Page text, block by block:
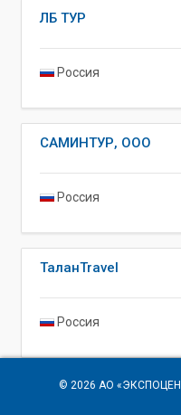
ЛБ ТУР
Россия
САМИНТУР, ООО
Россия
ТаланTravel
Россия
© 2026 АО